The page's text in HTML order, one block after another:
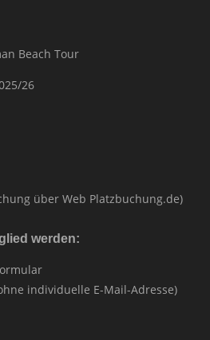
Beach Tour
26
über Web Platzbuchung.de)
werden:
individuelle E-Mail-Adresse)